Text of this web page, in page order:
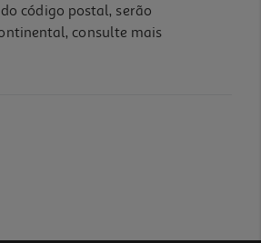
código postal, serão
consulte mais